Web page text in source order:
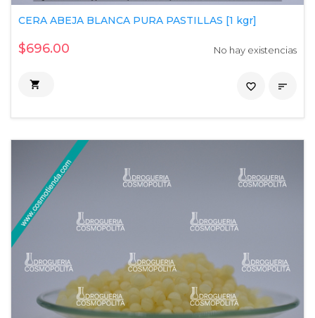
CERA ABEJA BLANCA PURA PASTILLAS [1 kgr]
$696.00 No hay existencias
 
favorite_border